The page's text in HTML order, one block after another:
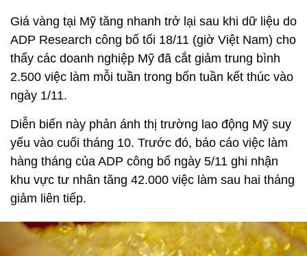
Giá vàng tại Mỹ tăng nhanh trở lại sau khi dữ liệu do
ADP Research công bố tối 18/11 (giờ Việt Nam) cho
thấy các doanh nghiệp Mỹ đã cắt giảm trung bình
2.500 việc làm mỗi tuần trong bốn tuần kết thúc vào
ngày 1/11.
Diễn biến này phản ánh thị trường lao động Mỹ suy
yếu vào cuối tháng 10. Trước đó, báo cáo việc làm
hàng tháng của ADP công bố ngày 5/11 ghi nhận
khu vực tư nhân tăng 42.000 việc làm sau hai tháng
giảm liên tiếp.